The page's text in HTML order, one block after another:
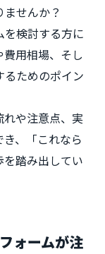
せんか？
を検討する方に
用相場、そし
ためのポイン
や注意点、実
、「これなら
踏み出してい
ォームが注